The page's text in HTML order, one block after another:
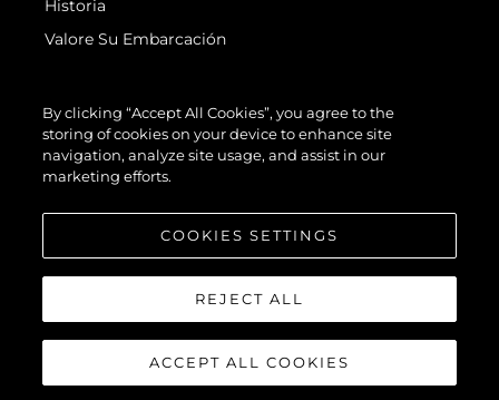
Historia
Valore Su Embarcación
By clicking “Accept All Cookies”, you agree to the
storing of cookies on your device to enhance site
navigation, analyze site usage, and assist in our
marketing efforts.
COOKIES SETTINGS
REJECT ALL
ACCEPT ALL COOKIES